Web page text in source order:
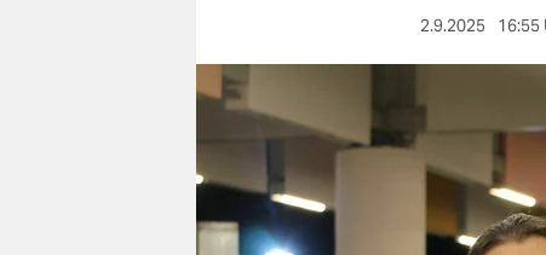
berlin
wahrheit
verlag
2.9.2025 16:55